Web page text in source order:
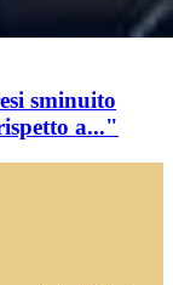
sminuito
a..."